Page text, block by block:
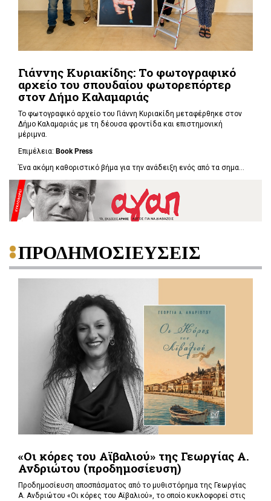
Γιάννης Κυριακίδης: Το φωτογραφικό
αρχείο του σπουδαίου φωτορεπόρτερ
στον Δήμο Καλαμαριάς
Το φωτογραφικό αρχείο του Γιάννη Κυριακίδη μεταφέρθηκε στον
Δήμο Καλαμαριάς με τη δέουσα φροντίδα και επιστημονική
μέριμνα.
Επιμέλεια: Book Press
Ένα ακόμη καθοριστικό βήμα για την ανάδειξη ενός από τα σημα...
ΠΡΟΔΗΜΟΣΙΕΥΣΕΙΣ
«Οι κόρες του Αϊβαλιού» της Γεωργίας Α.
Ανδριώτου (προδημοσίευση)
Προδημοσίευση αποσπάσματος από το μυθιστόρημα της Γεωργίας
Α. Ανδριώτου «Οι κόρες του Αϊβαλιού», το οποίο κυκλοφορεί στις